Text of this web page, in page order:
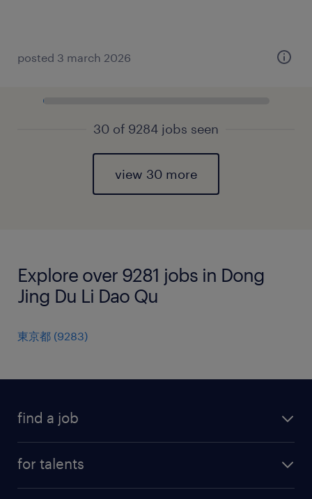
posted 3 march 2026
30 of 9284 jobs seen
view 30 more
Explore over 9281 jobs in Dong
Jing Du Li Dao Qu
東京都 (9283)
find a job
for talents